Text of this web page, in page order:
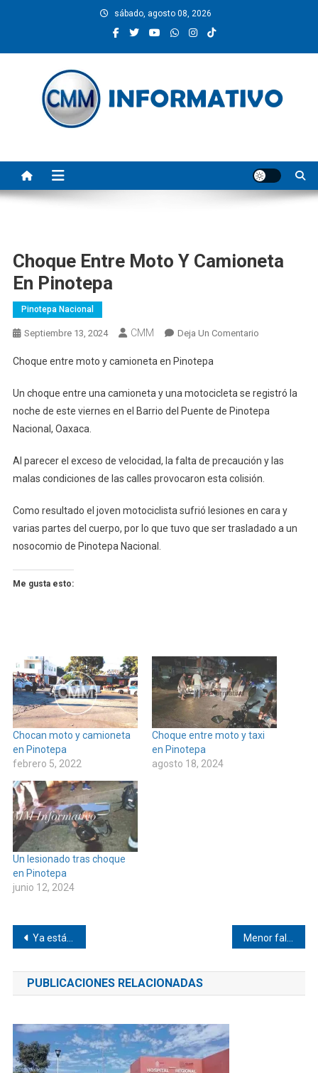
sábado, agosto 08, 2026
Choque Entre Moto Y Camioneta
En Pinotepa
Pinotepa Nacional
Septiembre 13, 2024 CMM Deja Un ComentarioEn
Y
Camioneta
Choque entre moto y camioneta en Pinotepa
Un choque entre una camioneta y una motocicleta se registró la
noche de este viernes en el Barrio del Puente de Pinotepa
Nacional, Oaxaca.
Al parecer el exceso de velocidad, la falta de precaución y las
malas condiciones de las calles provocaron esta colisión.
Como resultado el joven motociclista sufrió lesiones en cara y
varias partes del cuerpo, por lo que tuvo que ser trasladado a un
nosocomio de Pinotepa Nacional.
Me gusta esto:
Chocan moto y camioneta
en Pinotepa
febrero 5, 2022
Choque entre moto y taxi
en Pinotepa
agosto 18, 2024
Un lesionado tras choque
en Pinotepa
junio 12, 2024
Navegación
de
entradas
Ya está Carmen Bautista en la Cámara de Diputados Menor falleció y necesitan trasladar su cuerpo a Pinotepa
PUBLICACIONES RELACIONADAS